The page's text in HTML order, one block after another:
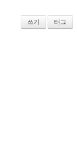
쓰기 태그